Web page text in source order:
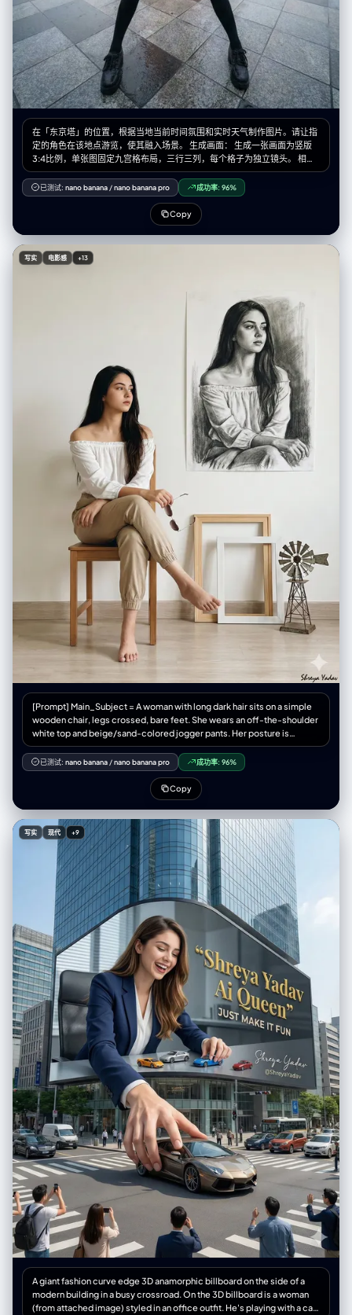
在「东京塔」的位置，根据当地当前时间氛围和实时天气制作图片。请让指
定的角色在该地点游览，使其融入场景。 生成画面： 生成一张画面为竖版
3:4比例，单张图固定九宫格布局，三行三列，每个格子为独立镜头。 相机
与视角： – 使用超广角或鱼眼感的镜头（大约等效全画幅 12–18mm 的观
感） – 相机角度必须与原图有显著变化，可以使用的夸张机位包括： • 从正
下方向上看的仰视视角 • 从正上方向下看的俯视视角 • 贴近地面的超低机位
• 从上往下的高机位 • 倾斜的「荷兰角度」构图 – 始终营造强烈的透视缩短
效果：离镜头最近的身体部位显得巨大，其余身体在透视中向远处延伸 – 最
终效果必须像一张大胆的时尚或街拍照片，完全写实，而不是插画或二次元
风格 靠近镜头的身体部位（1–2 个，有时 3 个）： – 每一张编辑图中，选择
一到两个主要身体部位极度靠近镜头（在更复杂的姿势中，有时可以是三
以靠近镜头的身体部位包括： • 一只或两只手 / 手指向镜头伸出 • 一只或两
只脚 / 鞋子 / 靴子贴近镜头 • 膝盖或大腿 • 脸部非常靠近镜头 • 在前倾姿态
中靠近镜头的肩膀或胸部 – 选中的身体部位应当极度接近镜头，几乎要碰到
镜头，可清晰看到皮肤纹理、布料纹理和真实的广角畸变 姿势与整体身体
（复杂且多变）： – 创造与极端视角相匹配的强烈、酷炫、充满动感的姿势
– 随机使用不同类型的姿态，包括： • 站立姿势中，一条腿或一只手朝镜头
伸出 • 蹲下或贴地半蹲 • 坐在地面上或坐在物体上 • 平躺在地面上，腿或脚
朝向镜头 • 身体大幅向前探向镜头 • 扭转躯干、交叉双腿或弓起背部，形成
更具动感的身体线条 – 允许使用复杂姿势，例如： • 两只手都靠近镜头，摆
出手势（比耶、三角形、用手指做画框、指向观者等） • 双脚都朝向镜头 •
一只手和一只脚同时作为前景的大型元素 • 脸部靠近镜头，同时手或脚也在
透视关系中出现 – 即使在极端透视缩短下，也要保持合理可信的人体结构 机
位与态度（随机化）： – 随机改变相机角度与方向（朝上、朝下、侧向、倾
斜构图），同时保持画面构图视觉上平衡、有冲击力 – 气质保持酷、从容，
自信，偏向时尚大片或街头风格，具体依照原始穿搭气质 – 面部表情可以变
化（严肃、俏皮、自信、神秘等），但必须始终看起来是同一个人 光线与画
面渲染： – 保持真实的阴影以及与地面 / 地板的接触关系 – 高分辨率与清晰
细节，能看到皮肤纹理、布料纹理以及材质高光 变化与随机性： – 每一张小
图都应当与其他小图有明显区别，在以下方面保持多样化： • 相机角度 • 姿
势类型 • 哪些身体部位最靠近镜头 • 构图方向（正向、倾斜、俯视、仰视
等） – 避免一再重复完全相同的「单脚贴近镜头」构图，要呈现丰富多样的
动态姿势和机位变化 严格规则： – 不要把人物换成别人 – 不要改变服装类
型；只能通过姿势、视角以及衣物的自然运动来改变表现方式 – 不要把场景
移动到指定经纬度以外的地点；始终保持在指定经纬度地点的合理延展范围
内 – 不要添加文字、标志、水印或图形设计元素 – 不要改成油画、插画或动
漫风格；必须保持照片级写实效果
已测试: nano banana /nano banana pro 成功率: 96%
Copy
写实 电影感 +13
[Prompt] Main_Subject = A woman with long dark hair sits on a simple
wooden chair, legs crossed, bare feet. She wears an off-the-shoulder
white top and beige/sand-colored jogger pants. Her posture is
relaxed as she looks to the left, gazing intently at the artwork. She
holds a pair of sunglasses/reading glasses in her right hand. Artwork =
A large black-and-white pencil/charcoal drawing hangs on the right
wall. It is a dramatic, high-contrast portrait of the same woman wearing
creates a clean, modern aesthetic. Additional_Elements = Two empty
wooden frames stacked on the floor (one large natural wood, one
smaller white). A small decorative object resembling a rustic windmill
or tiny house is placed near the frames. Atmosphere = Artistic,
contemplative, neutral-toned. Strong visual dialogue between the
woman and her own portrait. Calm, modern, gallery-like mood.
Signature = Shreya Yadav Image_Ratio = 3:4 [Style] Rendering = Ultra
realistic, soft natural lighting, gentle shadows, high clarity.
Color_Palette = White, beige, wood tones, black-and-white artwork
contrast. Composition = Balanced; woman on left, artwork on right,
décor elements below. [Output] Format = Photographic image Quality
= High detail, professional art-scene aesthetic
已测试: nano banana /nano banana pro 成功率: 96%
Copy
写实 现代 +9
A giant fashion curve edge 3D anamorphic billboard on the side of a
modern building in a busy crossroad. On the 3D billboard is a woman
(from attached image) styled in an office outfit. He's playing with a car